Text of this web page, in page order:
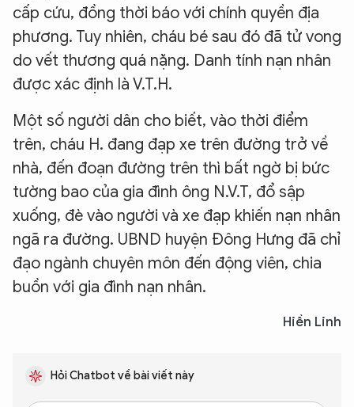
cấp cứu, đồng thời báo với chính quyền địa
phương. Tuy nhiên, cháu bé sau đó đã tử vong
do vết thương quá nặng. Danh tính nạn nhân
được xác định là V.T.H.
Một số người dân cho biết, vào thời điểm
trên, cháu H. đang đạp xe trên đường trở về
nhà, đến đoạn đường trên thì bất ngờ bị bức
tường bao của gia đình ông N.V.T, đổ sập
xuống, đè vào người và xe đạp khiến nạn nhân
ngã ra đường. UBND huyện Đông Hưng đã chỉ
đạo ngành chuyên môn đến động viên, chia
buồn với gia đình nạn nhân.
Hiền Linh
Hỏi Chatbot về bài viết này